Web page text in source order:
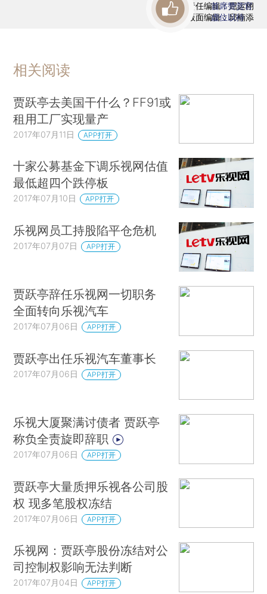
责任编辑：屈运栩
版面编辑：邱楠添
首席赞赏官
虚位以待
相关阅读
贾跃亭去美国干什么？FF91或
租用工厂实现量产
2017年07月11日 APP打开
十家公募基金下调乐视网估值
最低超四个跌停板
2017年07月10日 APP打开
乐视网员工持股陷平仓危机
2017年07月07日 APP打开
贾跃亭辞任乐视网一切职务
全面转向乐视汽车
2017年07月06日 APP打开
贾跃亭出任乐视汽车董事长
2017年07月06日 APP打开
乐视大厦聚满讨债者 贾跃亭
称负全责旋即辞职
2017年07月06日 APP打开
贾跃亭大量质押乐视各公司股
权 现多笔股权冻结
2017年07月06日 APP打开
乐视网：贾跃亭股份冻结对公
司控制权影响无法判断
2017年07月04日 APP打开